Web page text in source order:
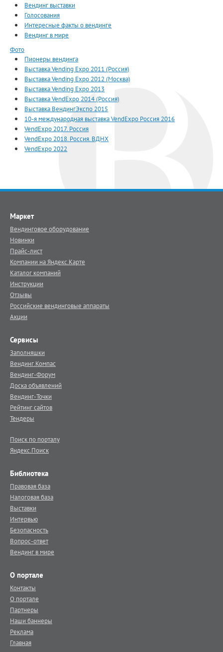
Вендинг выставки
Голосования
Интересные факты о вендинге
Вендинг в мире
Фото
Пионеры вендинга
Выставка Vending Expo 2011 (Россия)
Выставка Vending Expo 2012 (Москва)
Выставка Vending Expo 2013
Выставка VendExpo 2014 (Россия)
Выставка ВендингЭкспо 2015
10-я международная выставка VendExpo Россия 2016
VendExpo 2017. Россия
VendExpo 2018. Россия. ВДНХ
VendExpo 2022
Маркет
Вендинговое оборудование
Новинки
Прайс-лист
Компании на Яндекс.Карте
Каталог компаний
Инструкции
Отзывы
Российские вендинговые аппараты
Акции
Сервисы
Заполняшки
Вендинг.Компас
Вендинг-Форум
Доска объявлений
Вендинг-Точки
Рейтинг сайтов
Тендеры
Поиск по порталу
Яндекс.Поиск
Библиотека
Правовая база
Налоговая база
Выставки
Интервью
Безопасность
Вопрос-ответ
Вендинг в мире
О портале
Контакты
О портале
Партнеры
Наши баннеры
Реклама
Главная